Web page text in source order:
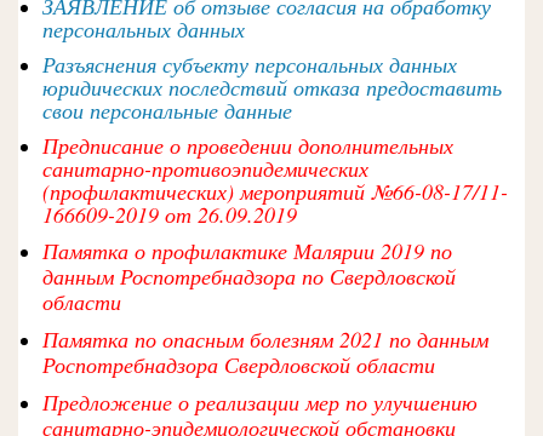
ЗАЯВЛЕНИЕ об отзыве согласия на обработку
персональных данных
Разъяснения субъекту персональных данных
юридических последствий отказа предоставить
свои персональные данные
Предписание о проведении дополнительных
санитарно-противоэпидемических
(профилактических) мероприятий №66-08-17/11-
166609-2019 от 26.09.2019
Памятка о профилактике Малярии 2019 по
данным Роспотребнадзора по Свердловской
области
Памятка по опасным болезням 2021 по данным
Роспотребнадзора Свердловской области
Предложение о реализации мер по улучшению
санитарно-эпидемиологической обстановки